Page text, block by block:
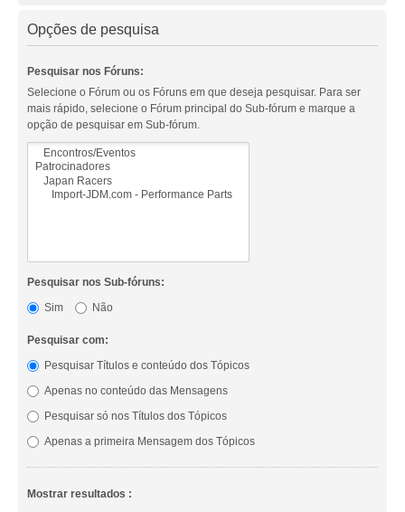
Opções de pesquisa
Pesquisar nos Fóruns:
Selecione o Fórum ou os Fóruns em que deseja pesquisar. Para ser
mais rápido, selecione o Fórum principal do Sub-fórum e marque a
opção de pesquisar em Sub-fórum.
Pesquisar nos Sub-fóruns:
Sim
Não
Pesquisar com:
Pesquisar Títulos e conteúdo dos Tópicos
Apenas no conteúdo das Mensagens
Pesquisar só nos Títulos dos Tópicos
Apenas a primeira Mensagem dos Tópicos
Mostrar resultados :